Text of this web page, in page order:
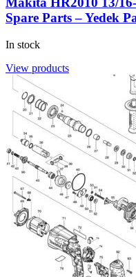
Spare Parts – Yedek
In stock
View products